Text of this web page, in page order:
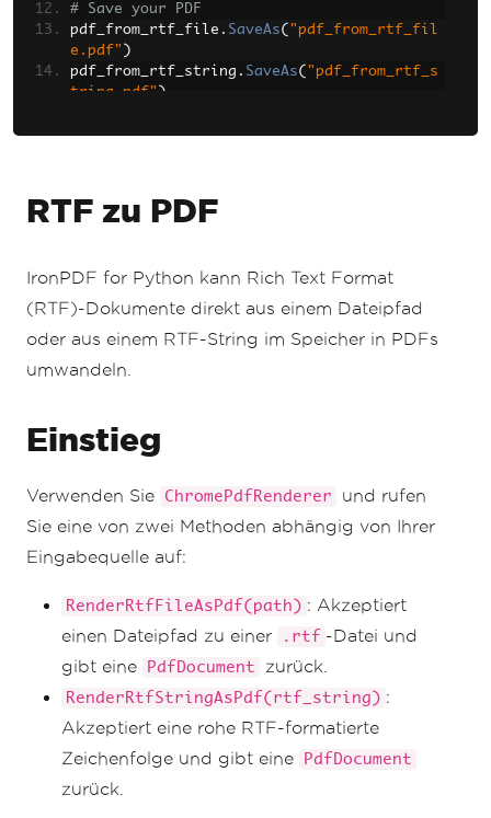
# Save your PDF
pdf_from_rtf_file . SaveAs( "pdf_from_rtf_fil
e.pdf" )
pdf_from_rtf_string . SaveAs( "pdf_from_rtf_s
tring.pdf" )
RTF zu PDF
IronPDF for Python kann Rich Text Format
(RTF)-Dokumente direkt aus einem Dateipfad
oder aus einem RTF-String im Speicher in PDFs
umwandeln.
Einstieg
Verwenden Sie ChromePdfRenderer
und rufen
Sie eine von zwei Methoden abhängig von Ihrer
Eingabequelle auf:
RenderRtfFileAsPdf(path) : Akzeptiert
einen Dateipfad zu einer
.rtf -Datei und
gibt eine
PdfDocument zurück.
RenderRtfStringAsPdf(rtf_string) :
Akzeptiert eine rohe RTF-formatierte
Zeichenfolge und gibt eine
PdfDocument
zurück.